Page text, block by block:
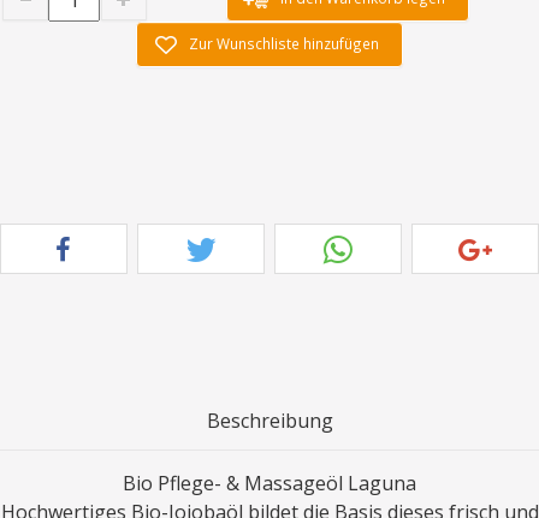
Zur Wunschliste hinzufügen
Beschreibung
Bio Pflege- & Massageöl Laguna
Hochwertiges Bio-Jojobaöl bildet die Basis dieses frisch und